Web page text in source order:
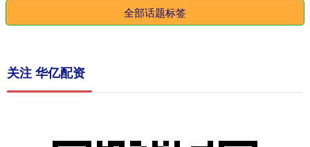
全部话题标签
关注 华亿配资